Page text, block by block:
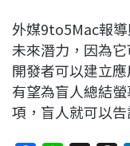
外媒9to5Mac報
未來潛力，因為
開發者可以建立
有望為盲人總結
項，盲人就可以